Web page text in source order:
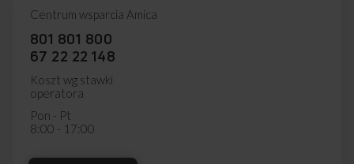
Centrum wsparcia Amica
801 801 800
67 22 22 148
Koszt wg stawki
operatora
Pon - Pt
8:00 - 17:00